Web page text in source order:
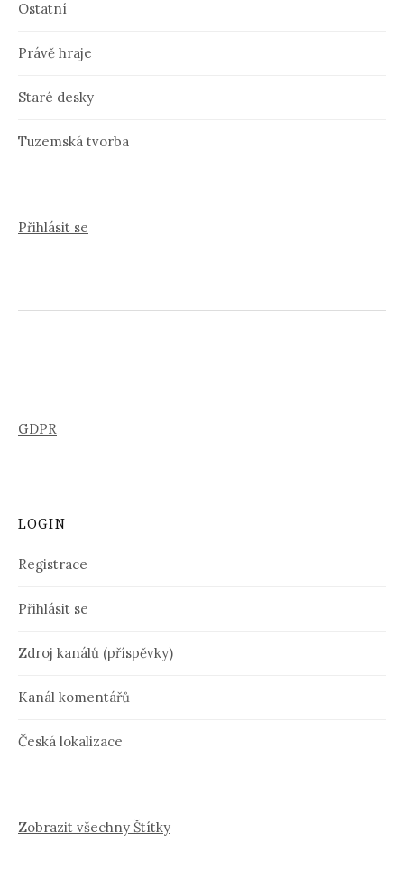
Ostatní
Právě hraje
Staré desky
Tuzemská tvorba
Přihlásit se
GDPR
LOGIN
Registrace
Přihlásit se
Zdroj kanálů (příspěvky)
Kanál komentářů
Česká lokalizace
Zobrazit všechny Štítky